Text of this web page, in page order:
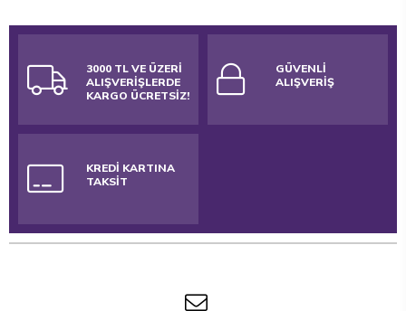
3000 TL VE ÜZERİ
ALIŞVERİŞLERDE
KARGO ÜCRETSİZ!
GÜVENLİ
ALIŞVERİŞ
KREDİ KARTINA
TAKSİT